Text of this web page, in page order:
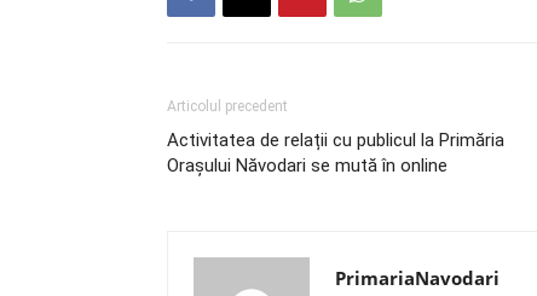
Articolul precedent
Activitatea de relații cu publicul la Primăria
Orașului Năvodari se mută în online
PrimariaNavodari